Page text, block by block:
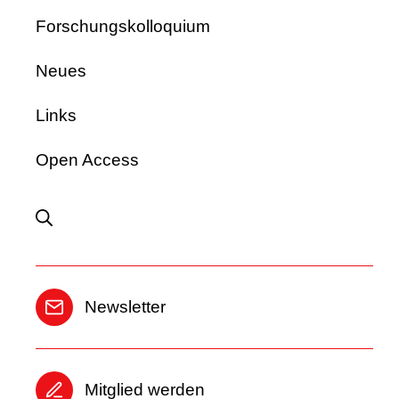
For­schungs­kol­lo­quium
Neues
Links
Open Access
News­let­ter
Mit­glied wer­den